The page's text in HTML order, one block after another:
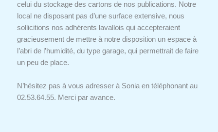
celui du stockage des cartons de nos publications. Notre
local ne disposant pas d’une surface extensive, nous
sollicitions nos adhérents lavallois qui accepteraient
gracieusement de mettre à notre disposition un espace à
l’abri de l’humidité, du type garage, qui permettrait de faire
un peu de place.
N’hésitez pas à vous adresser à Sonia en téléphonant au
02.53.64.55. Merci par avance.